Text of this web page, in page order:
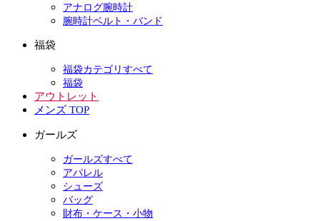
アナログ腕時計
腕時計ベルト・バンド
福袋
福袋カテゴリすべて
福袋
アウトレット
メンズ TOP
ガールズ
ガールズすべて
アパレル
シューズ
バッグ
財布・ケース・小物